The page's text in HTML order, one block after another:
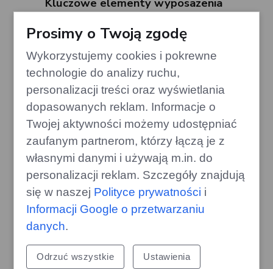
Kierowca z Pendżabu zagubiony
przy średniowiecznym zamku: jak
to się stało?
gazoo.pl
Prosimy o Twoją zgodę
Wykorzystujemy cookies i pokrewne
technologie do analizy ruchu,
personalizacji treści oraz wyświetlania
dopasowanych reklam. Informacje o
Twojej aktywności możemy udostępniać
zaufanym partnerom, którzy łączą je z
własnymi danymi i używają m.in. do
personalizacji reklam. Szczegóły znajdują
się w naszej Polityce prywatności i
Informacji Google o przetwarzaniu
danych.
Odrzuć wszystkie Ustawienia